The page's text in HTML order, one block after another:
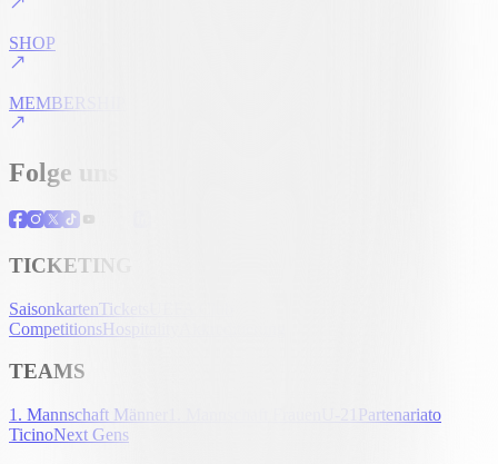
SHOP
MEMBERSHIP
Folge uns
TICKETING
SaisonkartenTickets
CompetitionsHospitality
TEAMS
1. Mannschaft Männer
Partenariato
TicinoNext Gens